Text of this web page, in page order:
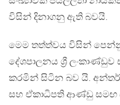
විසින් දිනාගනු ඇති බවයි.
මෙම තත්ත්වය විසින්
දේශපාලනය ශ්‍රී
කරමින් සිටින බව යි.
සහ ඒකාධිපති ආණ්ඩු සමඟ